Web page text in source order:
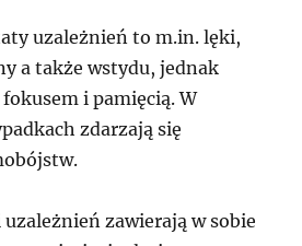
uzależnień to m.in. lęki,
a także wstydu, jednak
i pamięcią. W
zdarzają się
uzależnień zawierają w sobie